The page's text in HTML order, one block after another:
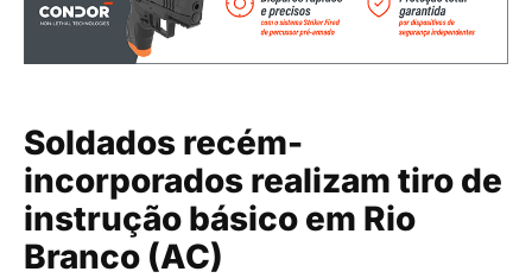
Soldados recém-
incorporados realizam tiro de
instrução básico em Rio
Branco (AC)